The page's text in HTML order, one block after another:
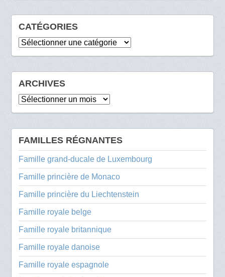
CATÉGORIES
Catégories
ARCHIVES
Archives
FAMILLES RÉGNANTES
Famille grand-ducale de Luxembourg
Famille princière de Monaco
Famille princière du Liechtenstein
Famille royale belge
Famille royale britannique
Famille royale danoise
Famille royale espagnole